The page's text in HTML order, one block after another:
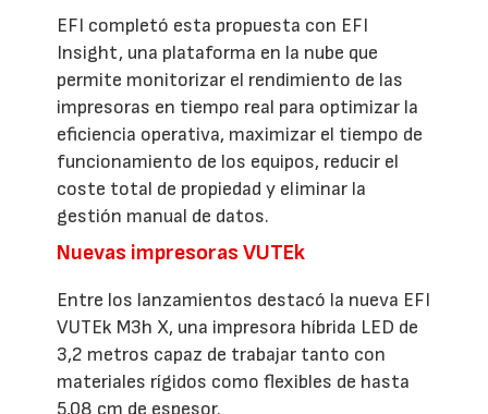
EFI completó esta propuesta con EFI
Insight, una plataforma en la nube que
permite monitorizar el rendimiento de las
impresoras en tiempo real para optimizar la
eficiencia operativa, maximizar el tiempo de
funcionamiento de los equipos, reducir el
coste total de propiedad y eliminar la
gestión manual de datos.
Nuevas impresoras VUTEk
Entre los lanzamientos destacó la nueva EFI
VUTEk M3h X, una impresora híbrida LED de
3,2 metros capaz de trabajar tanto con
materiales rígidos como flexibles de hasta
5,08 cm de espesor.